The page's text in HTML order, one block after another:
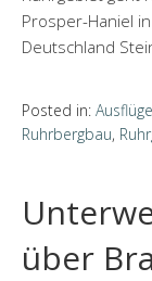
Prosper-Haniel
Deutschland
Posted in: Ausflüge
Ruhrbergbau,
über